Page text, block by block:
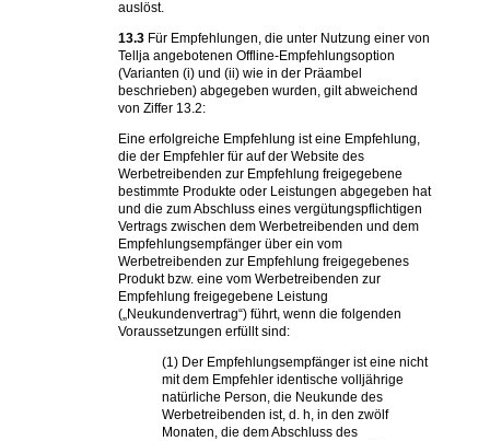
auslöst.
13.3 Für Empfehlungen, die unter Nutzung einer von
Tellja angebotenen Offline-Empfehlungsoption
(Varianten (i) und (ii) wie in der Präambel
beschrieben) abgegeben wurden, gilt abweichend
von Ziffer 13.2:
Eine erfolgreiche Empfehlung ist eine Empfehlung,
die der Empfehler für auf der Website des
Werbetreibenden zur Empfehlung freigegebene
bestimmte Produkte oder Leistungen abgegeben hat
und die zum Abschluss eines vergütungspflichtigen
Vertrags zwischen dem Werbetreibenden und dem
Empfehlungsempfänger über ein vom
Werbetreibenden zur Empfehlung freigegebenes
Produkt bzw. eine vom Werbetreibenden zur
Empfehlung freigegebene Leistung
(„Neukundenvertrag“) führt, wenn die folgenden
Voraussetzungen erfüllt sind:
(1) Der Empfehlungsempfänger ist eine nicht
mit dem Empfehler identische volljährige
natürliche Person, die Neukunde des
Werbetreibenden ist, d. h, in den zwölf
Monaten, die dem Abschluss des